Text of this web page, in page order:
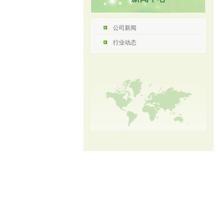
公司新闻
行业动态